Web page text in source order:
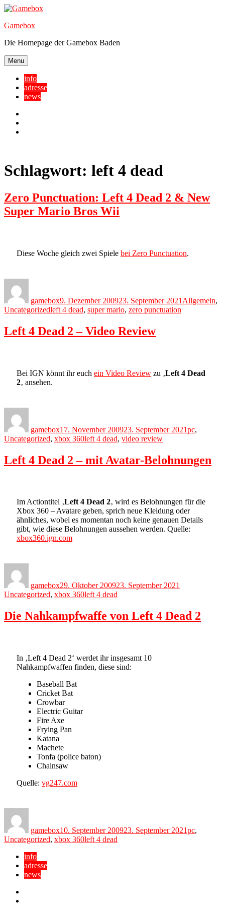
Skip
content
Gamebox
Die Homepage der Gamebox Baden
Menu
info
adresse
news
Schlagwort: left 4 dead
Zero Punctuation: Left 4 Dead 2 & New
Super Mario Bros Wii
Diese Woche gleich zwei Spiele bei Zero Punctuation.
gamebox9. Dezember 200923. September 2021 Allgemein,
UncategorizedTags
left 4 dead, super mario, zero punctuation
Left 4 Dead 2 – Video Review
Bei IGN könnt ihr euch ein Video Review zu ‚Left 4 Dead
2‚ ansehen.
gamebox17. November 200923. September 2021pc,
Uncategorized, xbox 360Tags
left 4 dead, video review
Left 4 Dead 2 – mit Avatar-Belohnungen
Im Actiontitel ‚Left 4 Dead 2‚ wird es Belohnungen für die
Xbox 360 – Avatare geben, sprich neue Kleidung oder
ähnliches, wobei es momentan noch keine genauen Details
gibt, wie diese Belohnungen aussehen werden. Quelle:
xbox360.ign.com
gamebox29. Oktober 200923. September 2021
Uncategorized, xbox 360Tags
left 4 dead
Die Nahkampfwaffe von Left 4 Dead 2
In ‚Left 4 Dead 2‘ werdet ihr insgesamt 10
Nahkampfwaffen finden, diese sind:
Baseball Bat
Cricket Bat
Crowbar
Electric Guitar
Fire Axe
Frying Pan
Katana
Machete
Tonfa (police baton)
Chainsaw
Quelle: vg247.com
gamebox10. September 200923. September 2021pc,
Uncategorized, xbox 360Tags
left 4 dead
info
adresse
news